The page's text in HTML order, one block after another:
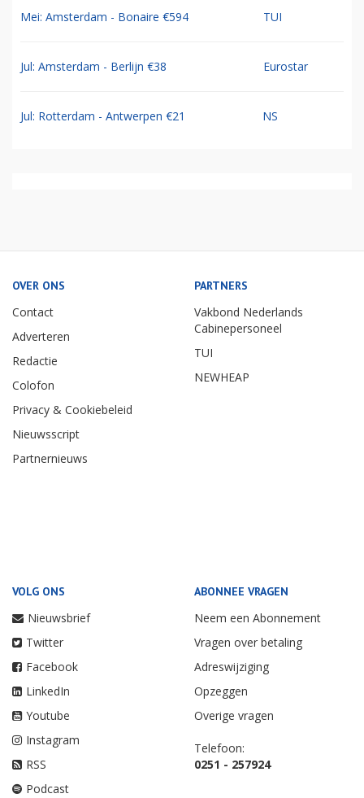
Mei: Amsterdam - Bonaire €594 TUI
Jul: Amsterdam - Berlijn €38 Eurostar
Jul: Rotterdam - Antwerpen €21 NS
OVER ONS
Contact
Adverteren
Redactie
Colofon
Privacy & Cookiebeleid
Nieuwsscript
Partnernieuws
PARTNERS
Vakbond Nederlands
Cabinepersoneel
TUI
NEWHEAP
VOLG ONS
Nieuwsbrief
Twitter
Facebook
LinkedIn
Youtube
Instagram
RSS
Podcast
ABONNEE VRAGEN
Neem een Abonnement
Vragen over betaling
Adreswijziging
Opzeggen
Overige vragen
Telefoon:
0251 - 257924